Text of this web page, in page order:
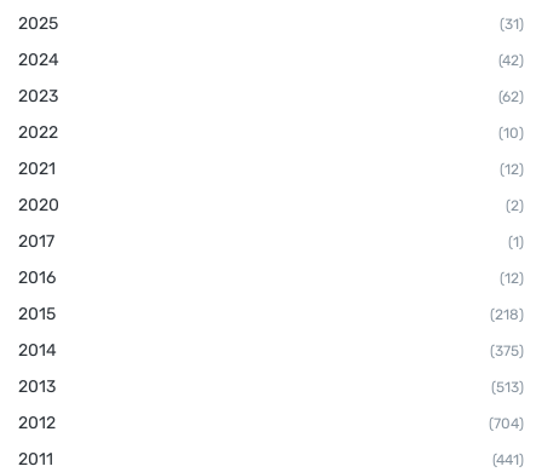
2025 (31)
2024 (42)
2023 (62)
2022 (10)
2021 (12)
2020 (2)
2017 (1)
2016 (12)
2015 (218)
2014 (375)
2013 (513)
2012 (704)
2011 (441)